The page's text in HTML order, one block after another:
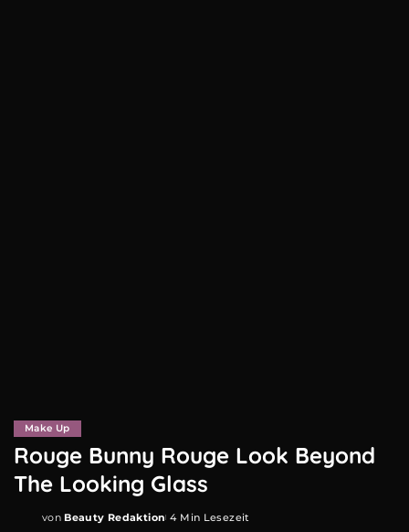
Make Up
Rouge Bunny Rouge Look Beyond
The Looking Glass
Posted
von Beauty Redaktion 4 Min Lesezeit